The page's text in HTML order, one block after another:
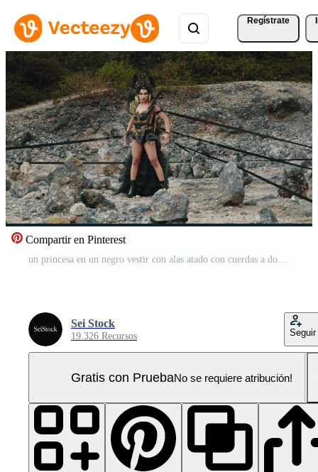
Regístrate
Compartir en Pinterest
un princesa en un negro vestir con alas atado con cuerdas a dolor Vídeo Pro
Sei Stock
19.326 Recursos Seguir
Gratis con PruebaNo se requiere atribución!